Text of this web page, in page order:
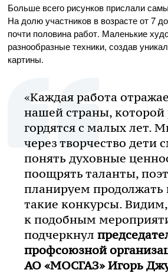
Больше всего рисунков прислали
На долю участников в возрасте от 7
почти половина работ. Маленькие
разнообразные техники, создав
картины.
«Каждая работа
нашей страны, которой
гордятся с малых лет.
через творчество дети
понять духовные
поощрять таланты,
планируем продолжать
такие конкурсы.
к подобным
подчеркнул
профсоюзной
АО «МОСГАЗ»Игорь